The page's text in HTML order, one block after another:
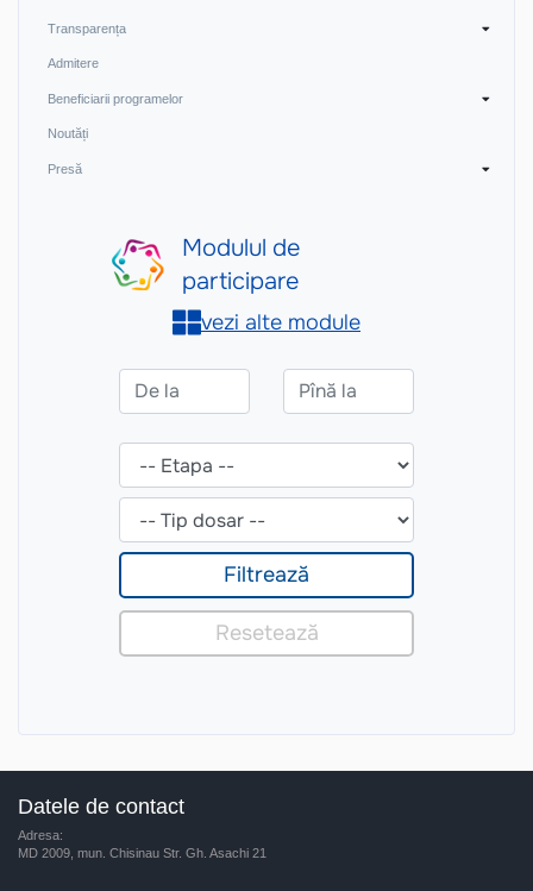
Transparența
Admitere
Beneficiarii programelor
Noutăți
Presă
Datele de contact
Adresa:
MD 2009, mun. Chisinau Str. Gh. Asachi 21